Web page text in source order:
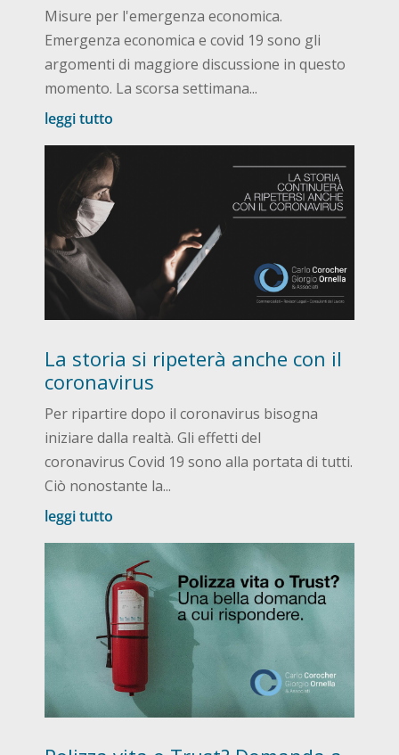
Misure per l'emergenza economica.
Emergenza economica e covid 19 sono gli
argomenti di maggiore discussione in questo
momento. La scorsa settimana...
leggi tutto
La storia si ripeterà anche con il
coronavirus
Per ripartire dopo il coronavirus bisogna
iniziare dalla realtà. Gli effetti del
coronavirus Covid 19 sono alla portata di tutti.
Ciò nonostante la...
leggi tutto